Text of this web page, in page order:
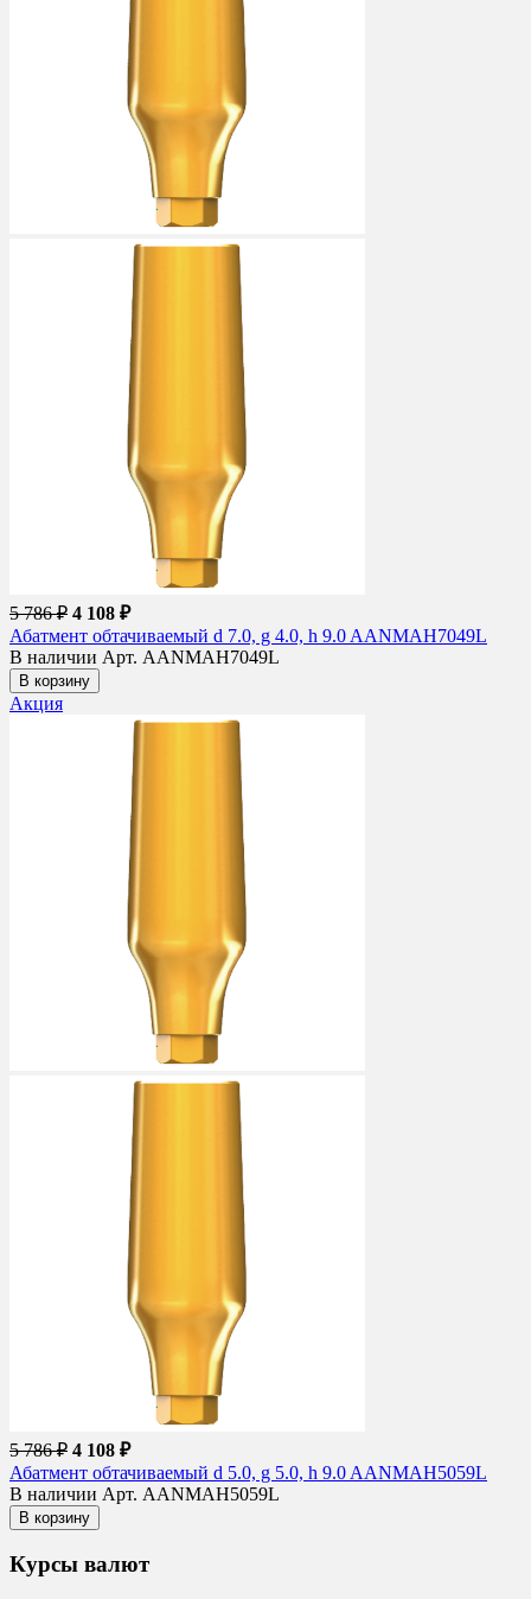
5 786 ₽ 4 108 ₽
Абатмент обтачиваемый d 7.0, g 4.0, h 9.0 AANMAH7049L
В наличии Арт. AANMAH7049L
В корзину
Акция
5 786 ₽ 4 108 ₽
Абатмент обтачиваемый d 5.0, g 5.0, h 9.0 AANMAH5059L
В наличии Арт. AANMAH5059L
В корзину
Курсы валют